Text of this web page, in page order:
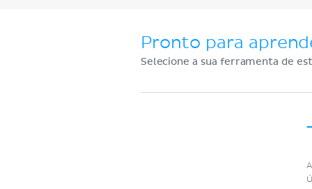
Pronto para
Selecione a sua ferramenta de